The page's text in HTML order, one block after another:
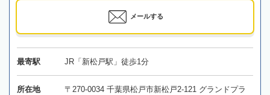
メールする
最寄駅 JR「新松戸駅」徒歩1分
所在地
〒270-0034 千葉県松戸市新松戸2-121 グランドプラ